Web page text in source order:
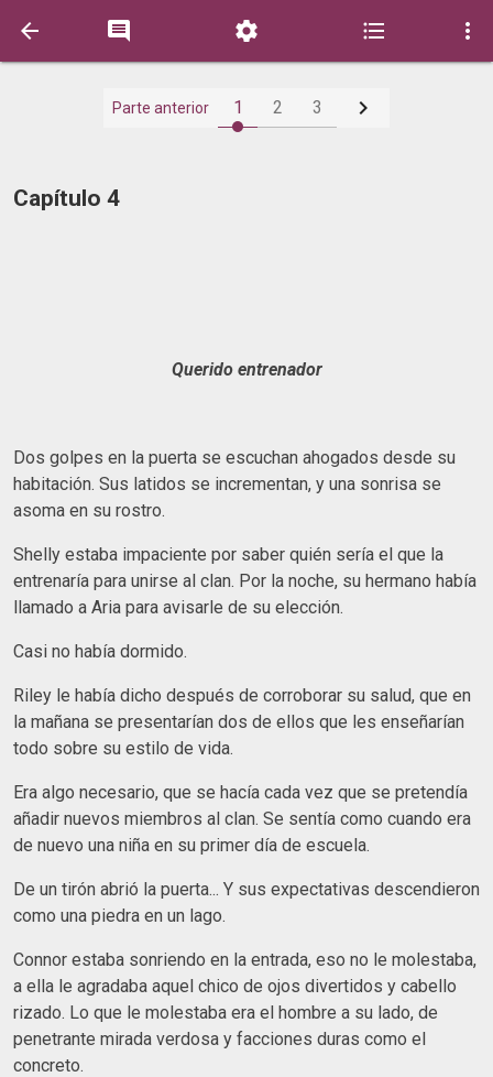
    
Parte anterior 1 2 3 
Capítulo 4
Querido entrenador
Dos golpes en la puerta se escuchan ahogados desde su
habitación. Sus latidos se incrementan, y una sonrisa se
asoma en su rostro.
Shelly estaba impaciente por saber quién sería el que la
entrenaría para unirse al clan. Por la noche, su hermano había
llamado a Aria para avisarle de su elección.
Casi no había dormido.
Riley le había dicho después de corroborar su salud, que en
la mañana se presentarían dos de ellos que les enseñarían
todo sobre su estilo de vida.
Era algo necesario, que se hacía cada vez que se pretendía
añadir nuevos miembros al clan. Se sentía como cuando era
de nuevo una niña en su primer día de escuela.
De un tirón abrió la puerta... Y sus expectativas descendieron
como una piedra en un lago.
Connor estaba sonriendo en la entrada, eso no le molestaba,
a ella le agradaba aquel chico de ojos divertidos y cabello
rizado. Lo que le molestaba era el hombre a su lado, de
penetrante mirada verdosa y facciones duras como el
concreto.